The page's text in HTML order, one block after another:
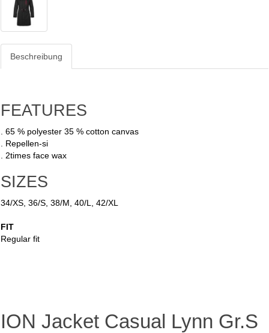
Beschreibung
FEATURES
. 65 % polyester 35 % cotton canvas
. Repellen-si
. 2times face wax
SIZES
34/XS, 36/S, 38/M, 40/L, 42/XL
FIT
Regular fit
ION Jacket Casual Lynn Gr.S